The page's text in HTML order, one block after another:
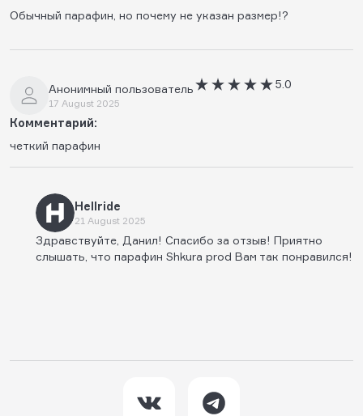
Обычный парафин, но почему не указан размер!?
Анонимный пользователь
17 August 2025
5.0
Комментарий:
четкий парафин
Hellride
21 August 2025
Здравствуйте, Данил! Спасибо за отзыв! Приятно
слышать, что парафин Shkura prod Вам так понравился!